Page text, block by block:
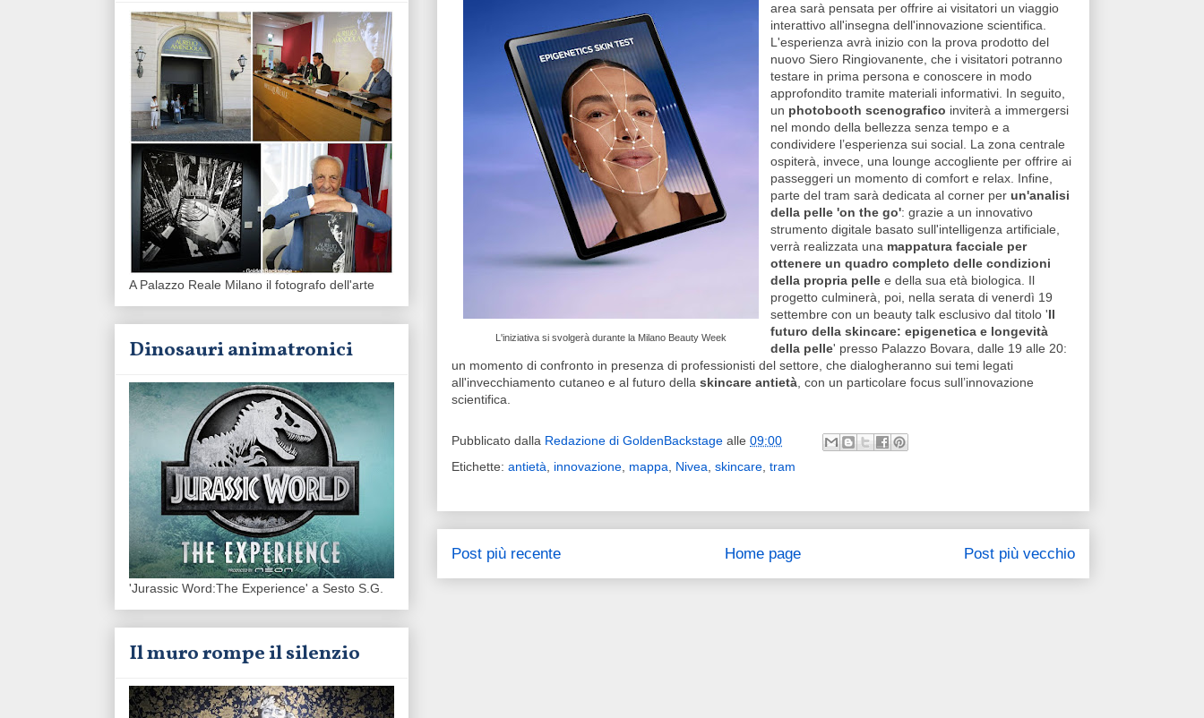
L'iniziativa si svolgerà durante la Milano Beauty Week
area sarà pensata per offrire ai visitatori un viaggio
interattivo all'insegna dell'innovazione scientifica.
L'esperienza avrà inizio con la prova prodotto del
nuovo Siero Ringiovanente, che i visitatori potranno
testare in prima persona e conoscere in modo
approfondito tramite materiali informativi. In seguito,
un photobooth scenografico inviterà a immergersi
nel mondo della bellezza senza tempo e a
condividere l’esperienza sui social. La zona centrale
ospiterà, invece, una lounge accogliente per offrire ai
passeggeri un momento di comfort e relax. Infine,
parte del tram sarà dedicata al corner per un'analisi
della pelle 'on the go': grazie a un innovativo
strumento digitale basato sull'intelligenza artificiale,
verrà realizzata una mappatura facciale per
ottenere un quadro completo delle condizioni
della propria pelle e della sua età biologica. Il
progetto culminerà, poi, nella serata di venerdì 19
settembre con un beauty talk esclusivo dal titolo 'Il
futuro della skincare: epigenetica e longevità
della pelle' presso Palazzo Bovara, dalle 19 alle 20:
un momento di confronto in presenza di professionisti del settore, che dialogheranno sui temi legati
all'invecchiamento cutaneo e al futuro della skincare antietà , con un particolare focus sull’innovazione
scientifica.
Pubblicato dalla Redazione di GoldenBackstage alle 09:00
Etichette: antietà innovazione mappa Nivea skincare tram
Post più recente Post più vecchio
Home page
A Palazzo Reale Milano il fotografo dell'arte
Dinosauri animatronici
'Jurassic Word:The Experience' a Sesto S.G.
Il muro rompe il silenzio